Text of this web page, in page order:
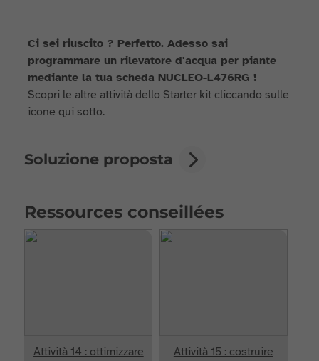
Ci sei riuscito ? Perfetto. Adesso sai
programmare un rilevatore d'acqua per piante
mediante la tua scheda NUCLEO-L476RG !
Scopri le altre attività dello Starter kit cliccando sulle
icone qui sotto.
Soluzione proposta
Ressources conseillées
Attività 14 : ottimizzare
Attività 15 : costruire